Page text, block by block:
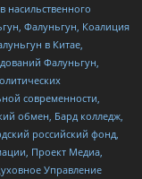
Фалуньгун, Коалиция
в Китае,
Фалуньгун,
современности,
обмен, Бард колледж,
российский фонд,
Проект Медиа,
Управление